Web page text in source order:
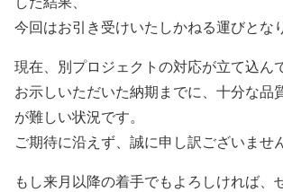
今回はお引き受けいたしかねる運びとな
現在、別プロジェクトの対応が立て込ん
お示しいただいた納期までに、十分な品
が難しい状況です。
ご期待に沿えず、誠に申し訳ございません
もし来月以降の着手でもよろしければ、